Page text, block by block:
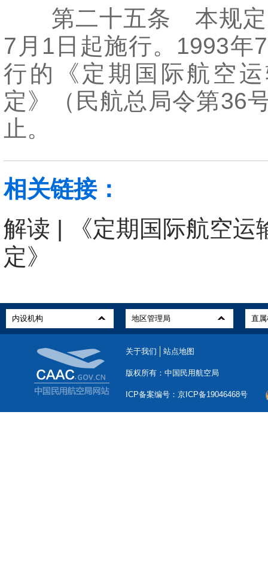
第二十五条 本规定
7月1日起施行。1993年
行的《定期国际航空
定》（民航总局令第36
止。
相关链接：
解读 | 《定期国际航空运
定》
关于我们 站点地图
版权所有：中国民用航空局
ICP备案编号：京ICP备19046468号